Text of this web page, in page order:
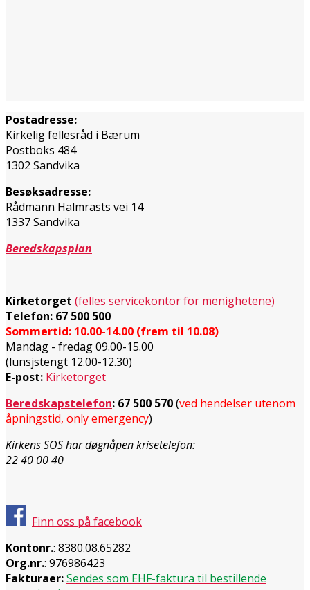
Postadresse:
Kirkelig fellesråd i Bærum
Postboks 484
1302 Sandvika
Besøksadresse:
Rådmann Halmrasts vei 14
1337 Sandvika
Beredskapsplan
Kirketorget (felles servicekontor for menighetene)
Telefon: 67 500 500
Sommertid: 10.00-14.00 (frem til 10.08)
Mandag - fredag 09.00-15.00
(lunsjstengt 12.00-12.30)
E-post: Kirketorget
Beredskapstelefon: 67 500 570(ved hendelser utenom
åpningstid, only emergency)
Kirkens SOS har døgnåpen krisetelefon:
22 40 00 40
Finn oss på facebook
Kontonr.: 8380.08.65282
Org.nr.: 976986423
Fakturaer:Sendes som EHF-faktura til bestillende